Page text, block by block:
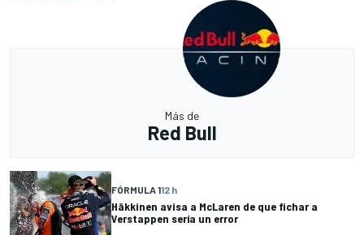
Más de
Red Bull
FÓRMULA 112 h
Häkkinen avisa a McLaren de que fichar a
Verstappen sería un error